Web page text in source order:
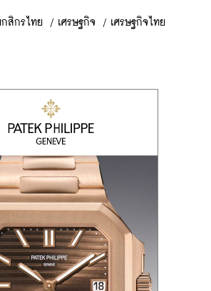
สิกรไทย / เศรษฐกิจ / เศรษฐกิจไทย